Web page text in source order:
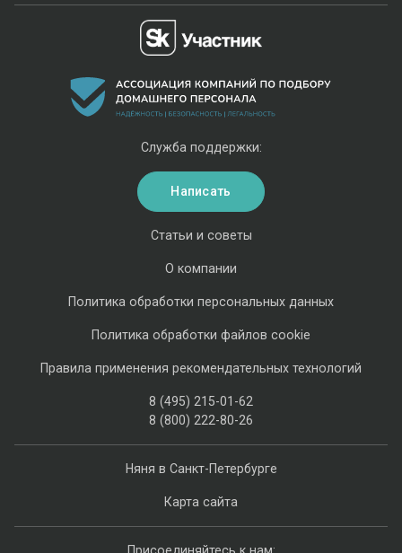
Няня в Санкт-Петербурге
Карта сайта
Статьи и советы
О компании
Политика обработки персональных данных
Политика обработки файлов cookie
Правила применения рекомендательных технологий
8 (495) 215-01-62
8 (800) 222-80-26
Служба поддержки:
Написать